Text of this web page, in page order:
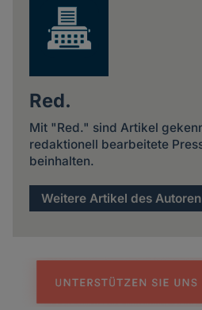
Red.
Mit "Red." sind Artikel
redaktionell bearbeitete
beinhalten.
Weitere Artikel des Autoren